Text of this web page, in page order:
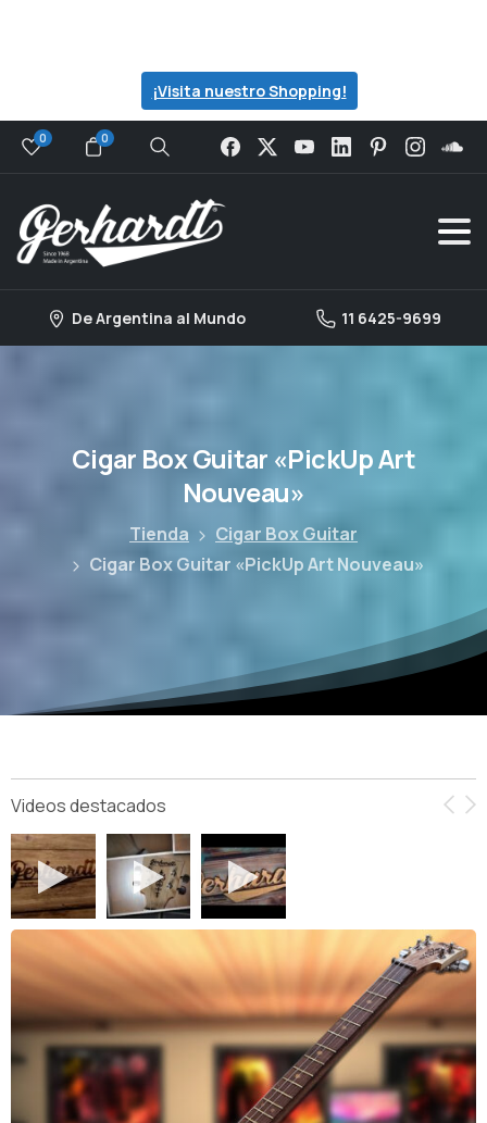
¡Visita nuestro Shopping!
0 0
Search
De Argentina al Mundo 11 6425-9699
Cigar BoxGuitar «PickUpArt
Nouveau»
Tienda
Cigar Box Guitar
Cigar Box Guitar «PickUp Art Nouveau»
Videos destacados